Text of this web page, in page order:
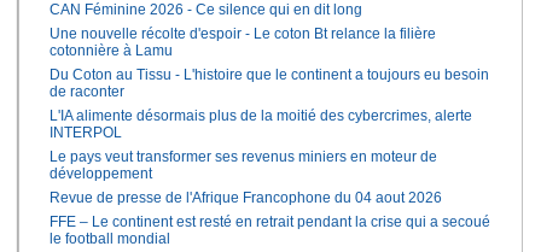
CAN Féminine 2026 - Ce silence qui en dit long
Une nouvelle récolte d'espoir - Le coton Bt relance la filière
cotonnière à Lamu
Du Coton au Tissu - L'histoire que le continent a toujours eu besoin
de raconter
L'IA alimente désormais plus de la moitié des cybercrimes, alerte
INTERPOL
Le pays veut transformer ses revenus miniers en moteur de
développement
Revue de presse de l'Afrique Francophone du 04 aout 2026
FFE – Le continent est resté en retrait pendant la crise qui a secoué
le football mondial